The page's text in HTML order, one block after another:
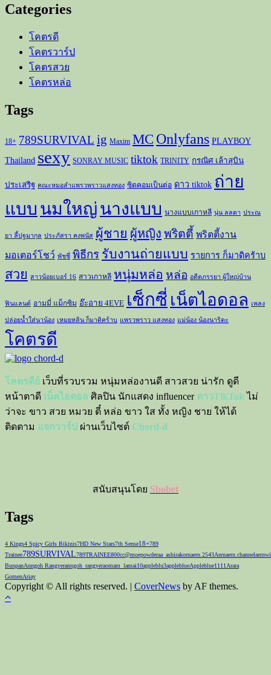
Categories
โคตรดี
โคตรวาร์ป
โคตรสวย
โคตรหล่อ
Tags
18+ 789SURVIVAL ig Maxim MC Onlyfans PLAYBOY
Thailand sexy SONRAY MUSIC tiktok TRINITY กรณิศ เล้าสุบิน
ประเสริฐ คณะหมอลำแพรวพราวแสงทอง ซิตคอมเป็นต่อ ดาว tiktok ถ่าย
แบบ นมใหญ่นางแบบ นางแบบเกาหลี นุ่น ลลดา ประณ
ยา ลี้ปฐมากุล ประภัสรา คงพนัส ผู้ชาย ผู้หญิง พริตตี้ พริตตี้งาน
มอเตอร์โชว์ พัชชี่ พิธีกร รับงานถ่ายแบบ รายการ ก็มาดิคร้าบ
สวย สาวน้อยเบอร์ 16 สาวเกาหลี หนุ่มหล่อ หล่อ อดีตภรรยา ผู้ใหญ่บ้าน
ฟินแลนด์ อามมี่ แม็กซิม อ๊ะอาย 4EVE เซ็กซี่ เน็ตไอดอล เพลง
ปล่อยน้ำใส่นาน้อง เหมยหลิน ก็มาดิคร้าบ แพรวพราว แสงทอง แม่น้อง น้องนาริตะ
โคตรดี
โคตรดีย์ เว็บที่รวบรวม หนุ่มหล่องานดี สาวสวย น่ารัก ดูดี
หน้าตาดี เน็ตไอดอล ศิลปิน นักแสดง influencer ดาวTikTok ไม่
ว่าจะ ขาว สวย หมวย ตี๋ หล่อ ขาว ใส ทั้ง หญิง ชาย ให้ได้
ติดตาม แจกวาร์ป ผ่านเว็บไซต์ Chord-d
สนับสนุนโดย Sbobet
Tags
4 Kings4 Spicy Girls Bikinis7HD New Stars7th Sense18+789
Trainee789SURVIVAL789TRAINEE800cc@moepowderaa_ashirakornaern.2543Aernaern.channel
BunpanAnngoh Rangyeranngoh_rangyeraomam_lamai10appleblu3appleblueAppleblue1111 Arara
GomenAriay
Copyright © All rights reserved. | CoverNews by AF themes.